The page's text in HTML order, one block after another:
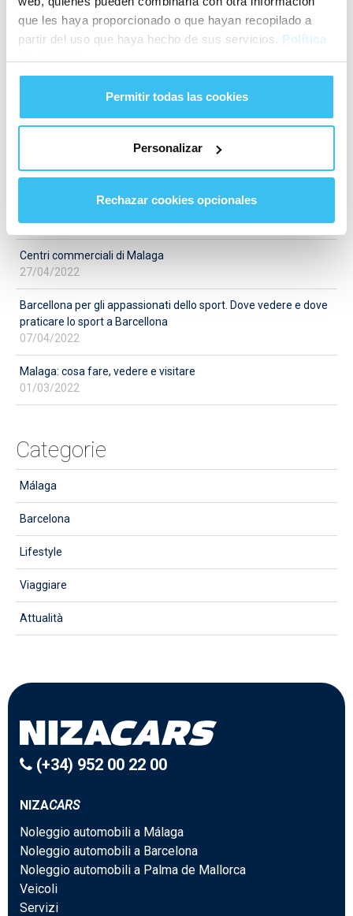
que les haya proporcionado o que hayan recopilado a
partir del uso que haya hecho de sus servicios. Política
Permitir todas las cookies
Personalizar
Rechazar cookies opcionales
Speriamo che questo articolo sui Parchi commerciali di
Malaga ti sia piaciuto. Se desideri saperne di più su altre
articoli inclusi nella nostra guidagratuita di Malaga
Ultimi post
Centri commerciali di Malaga
27/04/2022
Barcellona per gli appassionati dello sport. Dove vedere e dove
praticare lo sport a Barcellona
07/04/2022
Malaga: cosa fare, vedere e visitare
01/03/2022
Categorie
Málaga
Barcelona
Lifestyle
Viaggiare
Attualità
(+34) 952 00 22 00
NIZACARS
Noleggio automobili a Málaga
Noleggio automobili a Barcelona
Noleggio automobili a Palma de Mallorca
Veicoli
Servizi